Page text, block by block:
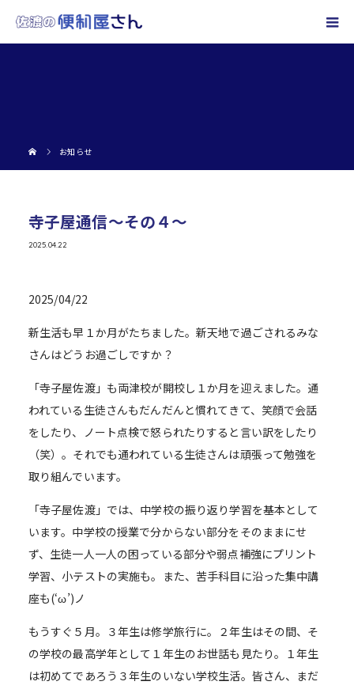
お知らせ
寺子屋通信～その４～
2025.04.22
2025/04/22
新生活も早１か月がたちました。新天地で過ごされるみな
さんはどうお過ごしですか？
「寺子屋佐渡」も両津校が開校し１か月を迎えました。通
われている生徒さんもだんだんと慣れてきて、笑顔で会話
をしたり、ノート点検で怒られたりすると言い訳をしたり
（笑）。それでも通われている生徒さんは頑張って勉強を
取り組んでいます。
「寺子屋佐渡」では、中学校の振り返り学習を基本として
います。中学校の授業で分からない部分をそのままにせ
ず、生徒一人一人の困っている部分や弱点補強にプリント
学習、小テストの実施も。また、苦手科目に沿った集中講
座も(‘ω’)ノ
もうすぐ５月。３年生は修学旅行に。２年生はその間、そ
の学校の最高学年として１年生のお世話も見たり。１年生
は初めてであろう３年生のいない学校生活。皆さん、まだ